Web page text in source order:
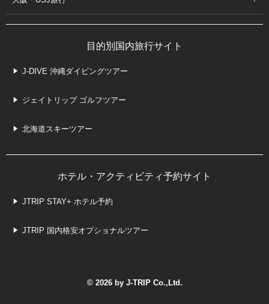
目的別国内旅行サイト
J-DIVE 沖縄ダイビングツアー
ジェイトリップ ゴルフツアー
北海道スキーツアー
ホテル・アクティビティ予約サイト
JTRIP STAY+ ホテル予約
JTRIP 国内格安オプショナルツアー
© 2026 by J-TRIP Co.,Ltd.